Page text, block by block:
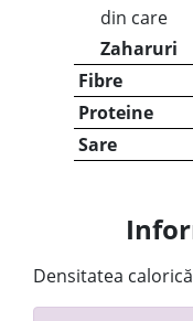
din care
Zaharuri
Fibre
Proteine
Sare
Densitatea